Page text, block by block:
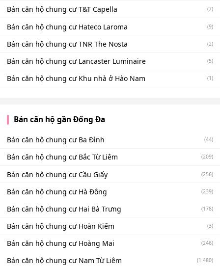
Bán căn hộ chung cư T&T Capella (7)
Bán căn hộ chung cư Hateco Laroma (9)
Bán căn hộ chung cư TNR The Nosta (2)
Bán căn hộ chung cư Lancaster Luminaire (5)
Bán căn hộ chung cư Khu nhà ở Hào Nam (1)
Bán căn hộ gần Đống Đa
Bán căn hộ chung cư Ba Đình (44)
Bán căn hộ chung cư Bắc Từ Liêm (209)
Bán căn hộ chung cư Cầu Giấy (256)
Bán căn hộ chung cư Hà Đông (239)
Bán căn hộ chung cư Hai Bà Trưng (178)
Bán căn hộ chung cư Hoàn Kiếm (3)
Bán căn hộ chung cư Hoàng Mai (246)
Bán căn hộ chung cư Nam Từ Liêm (1.480)